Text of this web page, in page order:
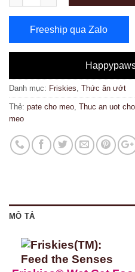
Freeship qua Zalo
Danh mục: Friskies Thức ăn ướt
Thẻ: pate cho meo Thuc an uot
meo
MÔ TẢ